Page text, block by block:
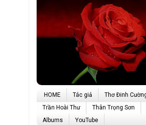
HOME Tác giả Thơ Đinh
Trần Hoài Thư
Thân Trọng Sơn
Albums
YouTube